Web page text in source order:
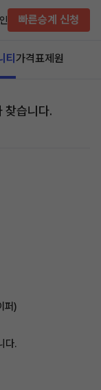
빠른승계 신청
티 가격표제원
습니다.
퍼)
다.